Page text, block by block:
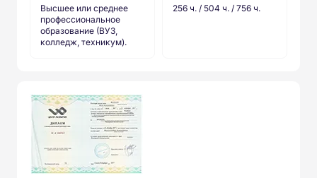
Высшее или среднее
профессиональное
образование (ВУЗ,
колледж, техникум).
256 ч. / 504 ч. / 756 ч.